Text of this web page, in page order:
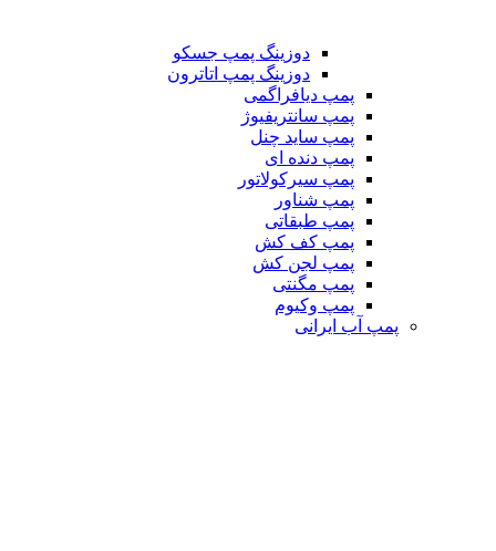
دوزینگ پمپ جسکو
دوزینگ پمپ اتاترون
پمپ دیافراگمی
پمپ سانتریفیوژ
پمپ ساید چنل
پمپ دنده ای
پمپ سیرکولاتور
پمپ شناور
پمپ طبقاتی
پمپ کف کش
پمپ لجن کش
پمپ مگنتی
پمپ وکیوم
پمپ آب ایرانی